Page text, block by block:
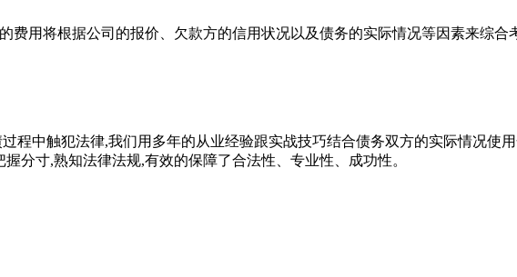
用将根据公司的报价、欠款方的信用状况以及债务的实际情况等因素来综合
程中触犯法律,我们用多年的从业经验跟实战技巧结合债务双方的实际情况使
分寸,熟知法律法规,有效的保障了合法性、专业性、成功性。